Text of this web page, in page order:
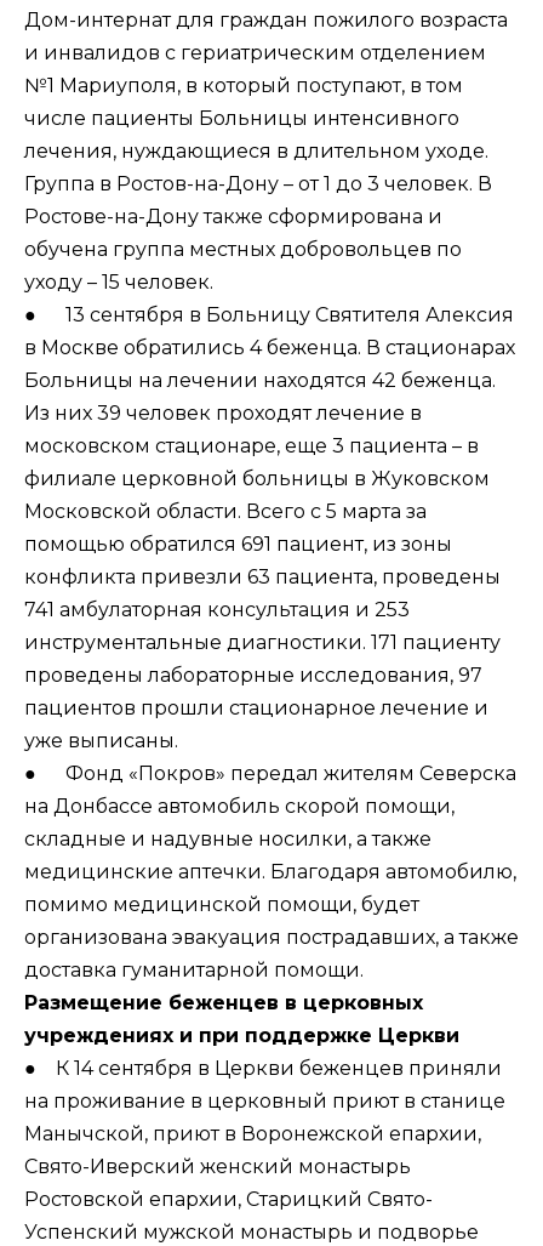
Дом-интернат для граждан пожилого возраста
и инвалидов с гериатрическим отделением
№1 Мариуполя, в который поступают, в том
числе пациенты Больницы интенсивного
лечения, нуждающиеся в длительном уходе.
Группа в Ростов-на-Дону – от 1 до 3 человек. В
Ростове-на-Дону также сформирована и
обучена группа местных добровольцев по
уходу – 15 человек.
● 13 сентября в Больницу Святителя Алексия
в Москве обратились 4 беженца. В стационарах
Больницы на лечении находятся 42 беженца.
Из них 39 человек проходят лечение в
московском стационаре, еще 3 пациента – в
филиале церковной больницы в Жуковском
Московской области. Всего с 5 марта за
помощью обратился 691 пациент, из зоны
конфликта привезли 63 пациента, проведены
741 амбулаторная консультация и 253
инструментальные диагностики. 171 пациенту
проведены лабораторные исследования, 97
пациентов прошли стационарное лечение и
уже выписаны.
● Фонд «Покров» передал жителям Северска
на Донбассе автомобиль скорой помощи,
складные и надувные носилки, а также
медицинские аптечки. Благодаря автомобилю,
помимо медицинской помощи, будет
организована эвакуация пострадавших, а также
доставка гуманитарной помощи.
Размещение беженцев в церковных
учреждениях и при поддержке Церкви
● К 14 сентября в Церкви беженцев приняли
на проживание в церковный приют в станице
Манычской, приют в Воронежской епархии,
Свято-Иверский женский монастырь
Ростовской епархии, Старицкий Свято-
Успенский мужской монастырь и подворье